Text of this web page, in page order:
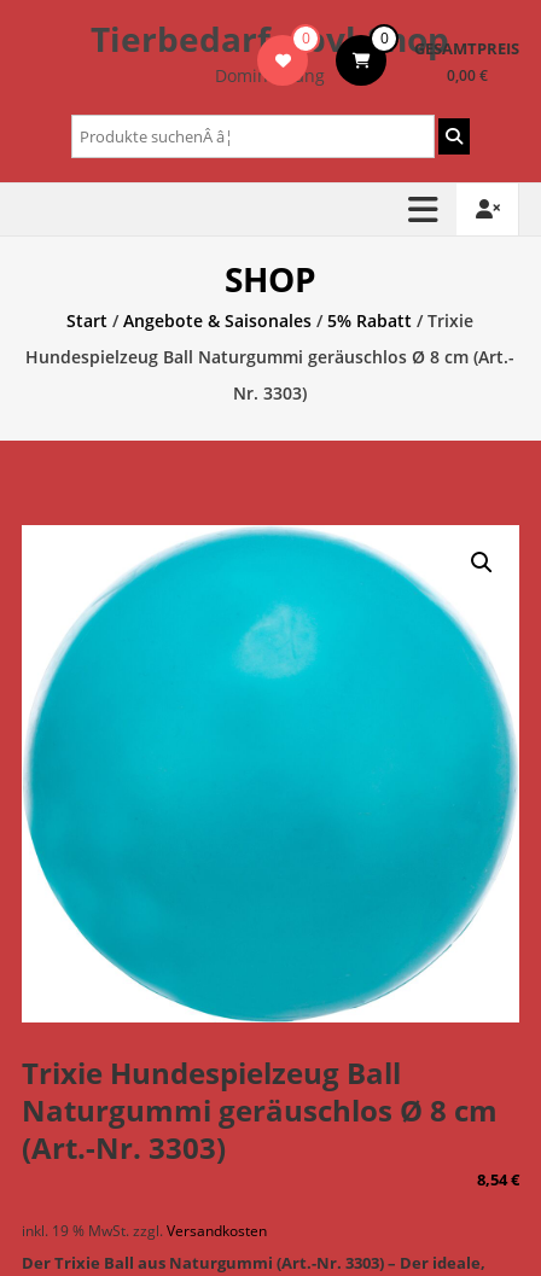
Tierbedarf – bvl-Shop
Dominik Lang
0 0 GESAMTPREIS
0,00 €
Suchen
nach:
SHOP
Start /Angebote & Saisonales /5% Rabatt / Trixie
Hundespielzeug Ball Naturgummi geräuschlos Ø 8 cm (Art.-
Nr. 3303)
Trixie Hundespielzeug Ball
Naturgummi geräuschlos Ø 8 cm
(Art.-Nr. 3303)
8,54€
inkl. 19 % MwSt. zzgl. Versandkosten
Der Trixie Ball aus Naturgummi (Art.-Nr. 3303) – Der ideale,